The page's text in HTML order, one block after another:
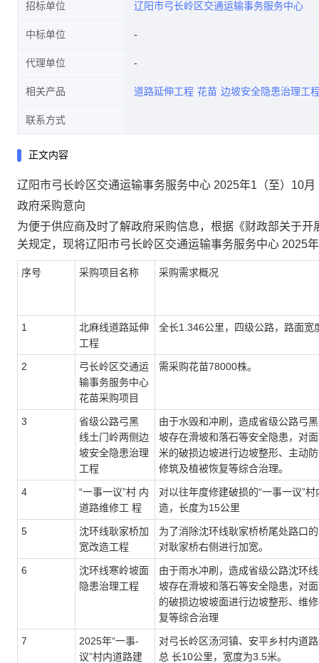
招标单位 辽阳市弓长岭区交通运输事务服务中心
中标单位
代理单位
相关产品 道路延伸工程 花苗 边坡安全隐患治理工
联系方式
正文内容
辽阳市弓长岭区交通运输事务服务中心 2025年1（至）10月
政府采购意向
为便于供应商及时了解政府采购信息，根据《财政部关于
关规定，现将辽阳市弓长岭区交通运输事务服务中心 2025
序号 采购项目名称 采购需求概况
1
北麻线道路延伸
工程
全长1.346公里，四级公路，路面宽
2
弓长岭区交通运
输事务服务中心
花苗采购项目
需采购花苗78000株。
3
省级公路弓黑
线土门岭两侧边
坡安全隐患治理
工程
由于水毁和冲刷，造成省级公路弓
坡存在滑坡和落石等安全隐患，对
米的破损边坡进行边坡整形、主动
修筑及植被恢复等综合治理。
4
“一事一议”村 内
道路维修工 程
对以往年度修建破损的“一事一议”
造，长度为15公里
5
沈环线耿家桥加
宽改造工程
为了消除沈环线耿家桥桥尾处路口
对耿家桥右侧进行加宽。
6
沈环线寒岭坡面
隐患治理工程
由于雨水冲刷，造成省级公路沈环
坡存在滑坡和落石等安全隐患，对
的破损边坡坡面进行边坡整形、维
复等综合治理
7
2025年“一事-
议”村内道路建
对弓长岭区汤河镇、安平乡村内道
总 长10公里，宽度为3.5米。